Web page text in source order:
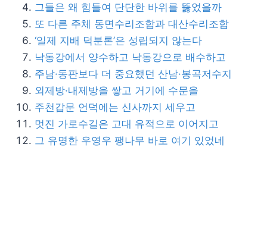
그들은 왜 힘들여 단단한 바위를 뚫었을까
또 다른 주체 동면수리조합과 대산수리조합
‘일제 지배 덕분론’은 성립되지 않는다
낙동강에서 양수하고 낙동강으로 배수하고
주남·동판보다 더 중요했던 산남·봉곡저수지
외제방·내제방을 쌓고 거기에 수문을
주천갑문 언덕에는 신사까지 세우고
멋진 가로수길은 고대 유적으로 이어지고
그 유명한 우영우 팽나무 바로 여기 있었네